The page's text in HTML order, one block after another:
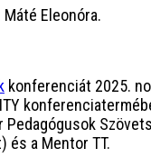
Eleonóra.
konferenciát 2025.
Pedagógusok
és a Mentor TT.